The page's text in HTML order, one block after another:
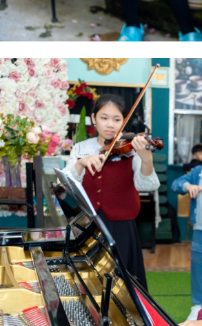
Nghệ sĩ Lan Chi - Trái tim thơ trên
HC Salon Music & English mở rộng
và kỹ năng giao tiếp